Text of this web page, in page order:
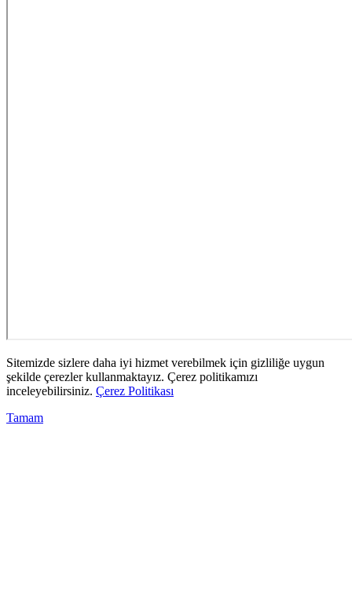
Sitemizde sizlere daha iyi hizmet verebilmek için gizliliğe uygun
şekilde çerezler kullanmaktayız. Çerez politikamızı
inceleyebilirsiniz. Çerez Politikası
Tamam